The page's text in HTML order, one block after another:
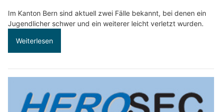
Im Kanton Bern sind aktuell zwei Fälle bekannt, bei denen ein
Jugendlicher schwer und ein weiterer leicht verletzt wurden.
Weiterlesen